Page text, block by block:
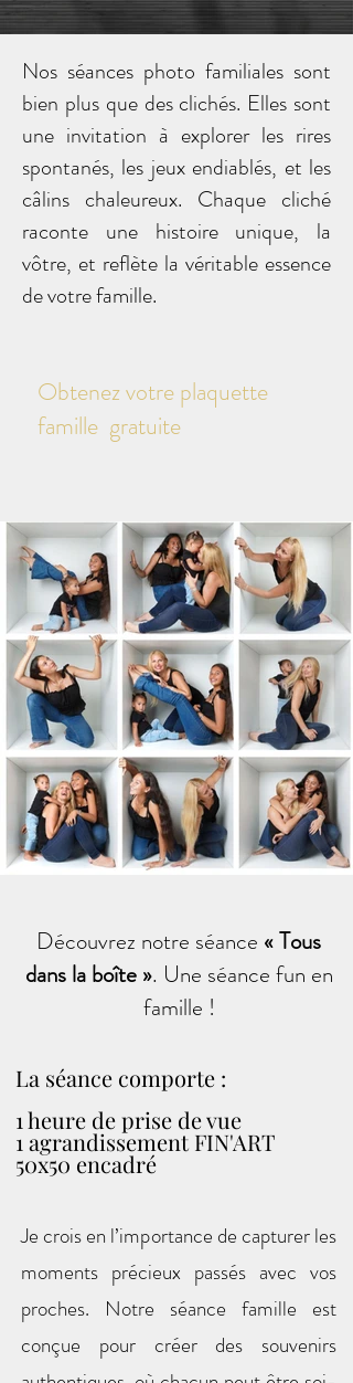
Nos séances photo familiales sont
bien plus que des clichés. Elles sont
une invitation à explorer les rires
spontanés, les jeux endiablés, et les
câlins chaleureux. Chaque cliché
raconte une histoire unique, la
vôtre, et reflète la véritable essence
de votre famille.
Obtenez votre plaquette
famille gratuite
Découvrez notre séance « Tous
dans la boîte ». Une séance fun en
famille !
La séance comporte :
1 heure de prise de vue
1 agrandissement FIN'ART
50x50 encadré
Je crois en l’importance de capturer les
moments précieux passés avec vos
proches. Notre séance famille est
conçue pour créer des souvenirs